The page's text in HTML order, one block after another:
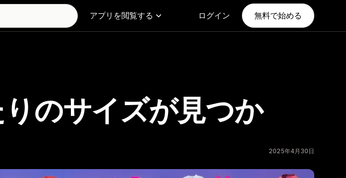
アプリを閲覧する ログイン 無料で始める
のサイズが見つか
2025年4月30日